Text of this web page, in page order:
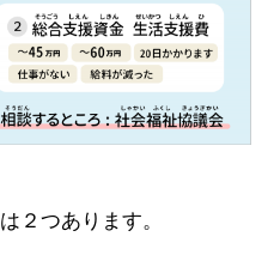
は２つあります。